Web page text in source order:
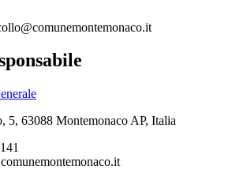
5, 63088 Montemonaco AP, Italia